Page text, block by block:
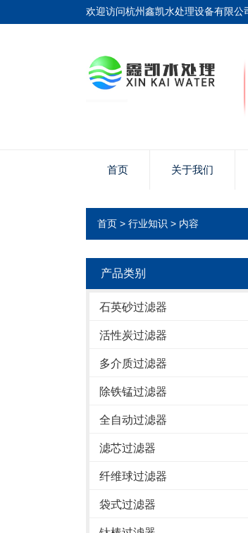
欢迎访问杭州鑫凯水处理设备有限
首页 关于我们
首页 > 行业知识 > 内容
产品类别
石英砂过滤器
活性炭过滤器
多介质过滤器
除铁锰过滤器
全自动过滤器
滤芯过滤器
纤维球过滤器
袋式过滤器